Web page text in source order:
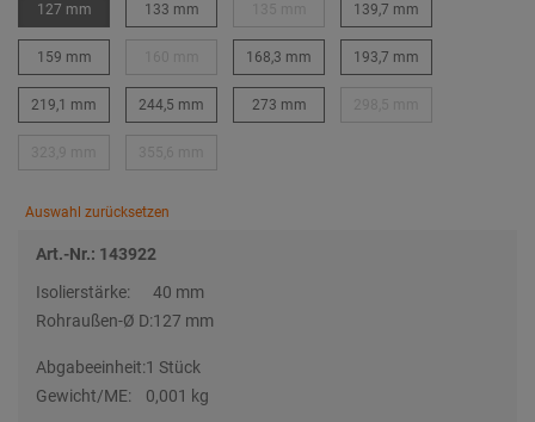
127 mm 133 mm 139,7 mm
159 mm 168,3 mm 193,7 mm
219,1 mm 244,5 mm 273 mm
Auswahl zurücksetzen
Art.-Nr.: 143922
Isolierstärke:
40 mm
Rohraußen-Ø D:127 mm
Abgabeeinheit:1 Stück
Gewicht/ME:
0,001 kg